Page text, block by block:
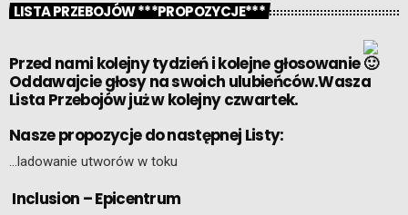
LISTA PRZEBOJÓW ***PROPOZYCJE***
Przed nami kolejny tydzień i kolejne głosowanie
Oddawajcie głosy na swoich ulubieńców.Wasza
Lista Przebojów już w kolejny czwartek.
Nasze propozycje do następnej Listy:
…ladowanie utworów w toku
Inclusion – Epicentrum